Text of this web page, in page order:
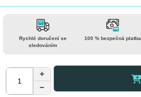
Rychlé doručení se
sledováním
100 % bezpečná platba
+
−